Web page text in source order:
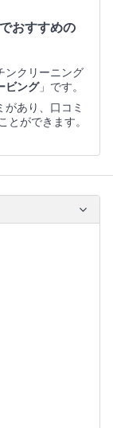
おすすめの
ンクリーニング
ビング」です。
があり、口コミ
とができます。